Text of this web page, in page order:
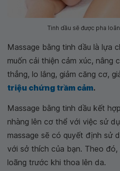
Tinh dầu sẽ được pha
Massage bằng tinh dầu là lựa
muốn cải thiện cảm xúc, nâng
thẳng, lo lắng, giảm căng cơ,
triệu chứng trầm cảm.
Massage bằng tinh dầu kết
nhàng lên cơ thể với việc sử
massage sẽ có quyết định sử
với sở thích của bạn. Theo
loãng trước khi thoa lên da.